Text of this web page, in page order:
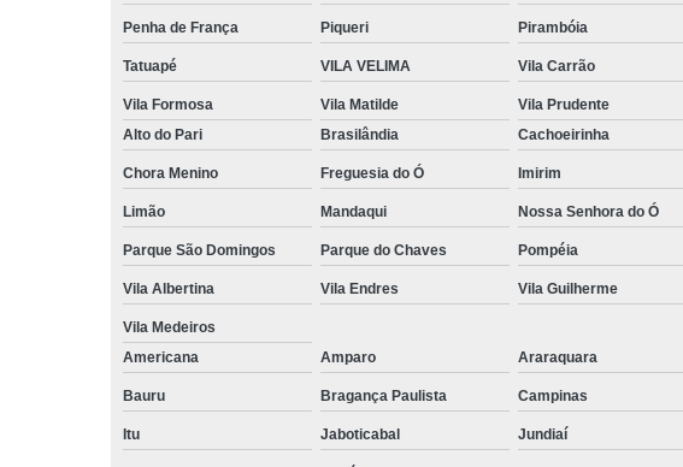
Penha de França Piqueri Pirambóia
Tatuapé VILA VELIMA Vila Carrão
Vila Formosa Vila Matilde Vila Prudente
Alto do Pari
Brasilândia Cachoeirinha
Chora Menino Freguesia do Ó Imirim
Limão Mandaqui Nossa Senhora do Ó
Parque São Domingos Parque do Chaves Pompéia
Vila Albertina Vila Endres Vila Guilherme
Vila Medeiros
Americana
Amparo Araraquara
Bauru Bragança Paulista Campinas
Itu Jaboticabal Jundiaí